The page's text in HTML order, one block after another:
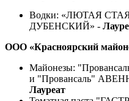
Водки: «ЛЮТАЯ
ДУБЕНСКИЙ» -
ООО «Красноярский
Майонезы:
и "Провансаль"
Лауреат